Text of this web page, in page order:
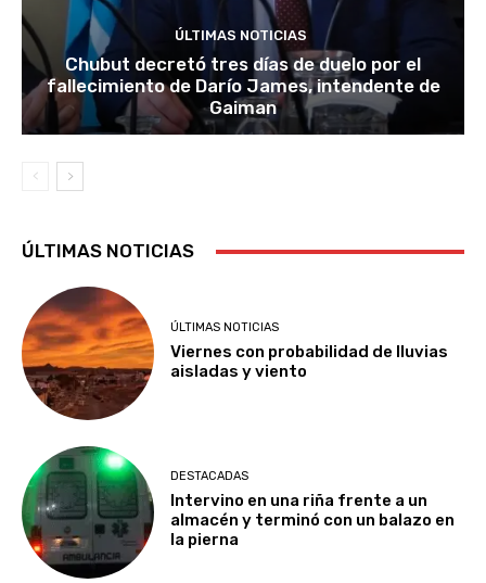
ÚLTIMAS NOTICIAS
Chubut decretó tres días de duelo por el
fallecimiento de Darío James, intendente de
Gaiman
ÚLTIMAS NOTICIAS
ÚLTIMAS NOTICIAS
Viernes con probabilidad de lluvias
aisladas y viento
DESTACADAS
Intervino en una riña frente a un
almacén y terminó con un balazo en
la pierna